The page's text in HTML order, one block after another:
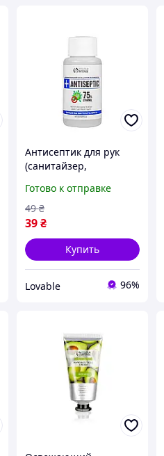
Антисептик для рук
(санитайзер,
Intense жидкий со
спиртом 75%,
карманный 50 мл
Готово к отправке
39 ₴
49 ₴
Купить
Lovable 96%